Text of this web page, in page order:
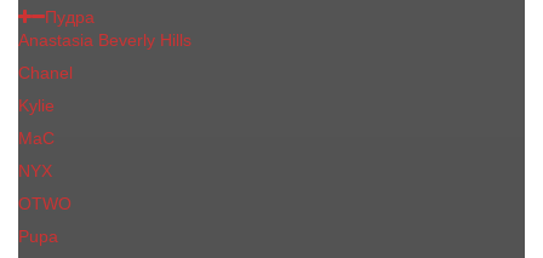
Пудра
Anastasia Beverly Hills
Chanel
Kylie
MaC
NYX
OTWO
Pupa